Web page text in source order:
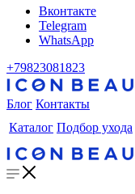
Вконтакте
Telegram
WhatsApp
+79823081823
Блог Контакты
Каталог Подбор ухода